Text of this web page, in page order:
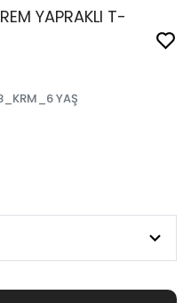
YAPRAKLI T-
YAŞ